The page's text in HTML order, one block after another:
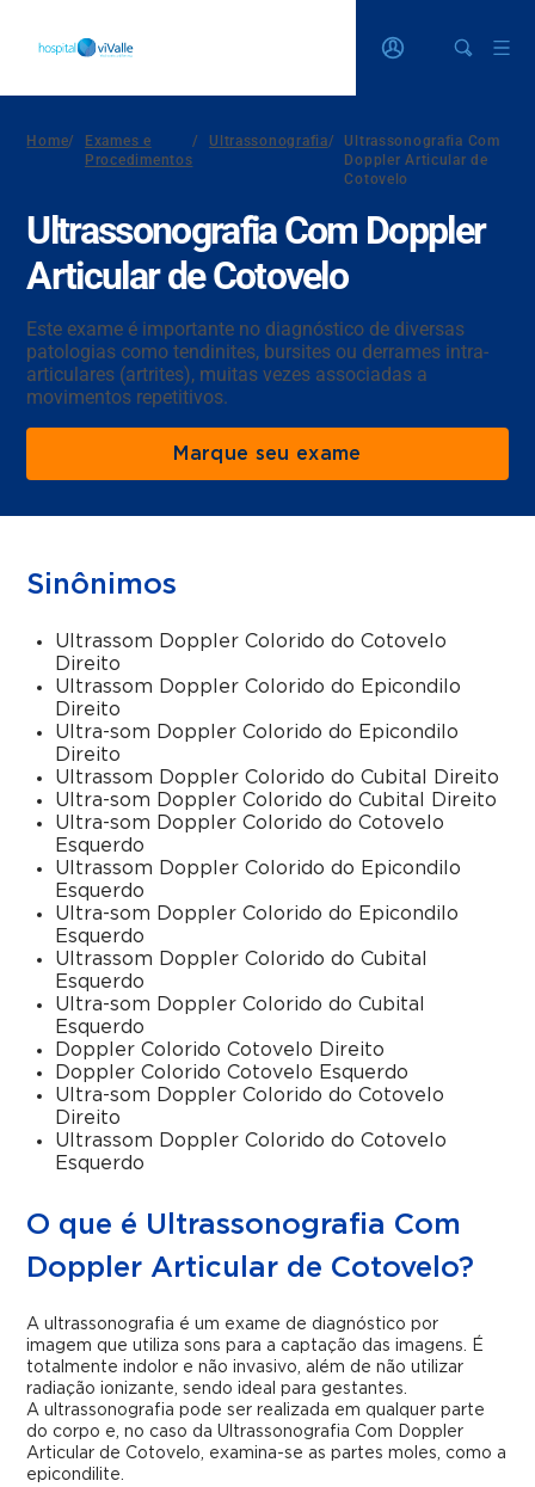
Home/
Exames e
Procedimentos
/ Ultrassonografia/
Ultrassonografia Com
Doppler Articular de
Cotovelo
Ultrassonografia Com Doppler
Articular de Cotovelo
Este exame é importante no diagnóstico de diversas
patologias como tendinites, bursites ou derrames intra-
articulares (artrites), muitas vezes associadas a
movimentos repetitivos.
Marque seu exame
Sinônimos
Ultrassom Doppler Colorido do Cotovelo
Direito
Ultrassom Doppler Colorido do Epicondilo
Direito
Ultra-som Doppler Colorido do Epicondilo
Direito
Ultrassom Doppler Colorido do Cubital Direito
Ultra-som Doppler Colorido do Cubital Direito
Ultra-som Doppler Colorido do Cotovelo
Esquerdo
Ultrassom Doppler Colorido do Epicondilo
Esquerdo
Ultra-som Doppler Colorido do Epicondilo
Esquerdo
Ultrassom Doppler Colorido do Cubital
Esquerdo
Ultra-som Doppler Colorido do Cubital
Esquerdo
Doppler Colorido Cotovelo Direito
Doppler Colorido Cotovelo Esquerdo
Ultra-som Doppler Colorido do Cotovelo
Direito
Ultrassom Doppler Colorido do Cotovelo
Esquerdo
O que é Ultrassonografia Com
Doppler Articular de Cotovelo?
A ultrassonografia é um exame de diagnóstico por
imagem que utiliza sons para a captação das imagens. É
totalmente indolor e não invasivo, além de não utilizar
radiação ionizante, sendo ideal para gestantes.
A ultrassonografia pode ser realizada em qualquer parte
do corpo e, no caso da Ultrassonografia Com Doppler
Articular de Cotovelo, examina-se as partes moles, como a
epicondilite.